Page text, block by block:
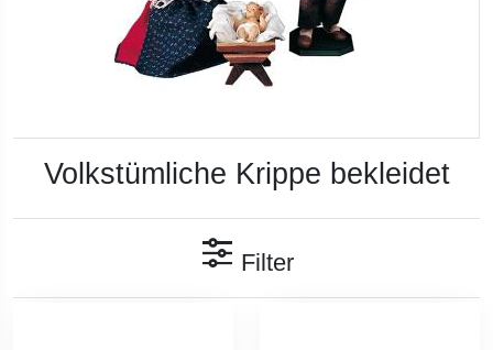
Volkstümliche Krippe bekleidet
Filter